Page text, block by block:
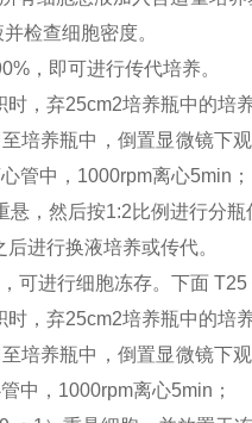
检查细胞密度。
，即可进行传代培养。
，弃25cm2培养瓶中的培
培养瓶中，倒置显微镜下
管中，1000rpm离心5min；
，然后按1:2比例进行分
进行换液培养或传代。
可进行细胞冻存。下面 T25
，弃25cm2培养瓶中的培
培养瓶中，倒置显微镜下
中，1000rpm离心5min；